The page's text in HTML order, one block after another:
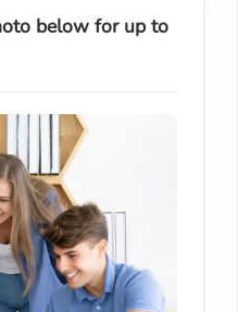
below for up to